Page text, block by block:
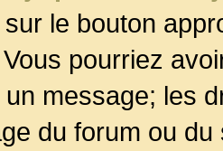
le bouton
pourriez
message; les
du forum ou